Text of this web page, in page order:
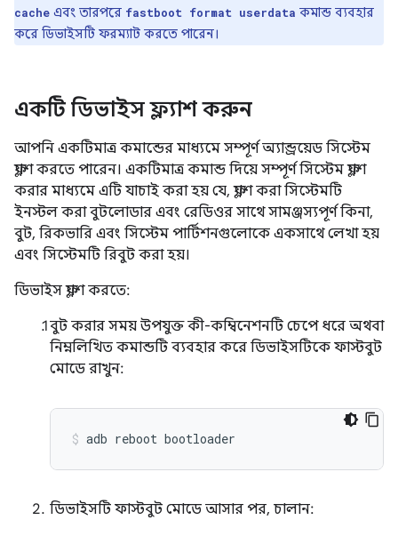
cache এবং তারপরে fastboot format userdata কমান্ড ব্যবহার
করে ডিভাইসটি ফরম্যাট করতে পারেন।
একটি ডিভাইস ফ্ল্যাশ করুন
আপনি একটিমাত্র কমান্ডের মাধ্যমে সম্পূর্ণ অ্যান্ড্রয়েড সিস্টেম
ফ্ল্যাশ করতে পারেন। একটিমাত্র কমান্ড দিয়ে সম্পূর্ণ সিস্টেম ফ্ল্যাশ
করার মাধ্যমে এটি যাচাই করা হয় যে, ফ্ল্যাশ করা সিস্টেমটি
ইনস্টল করা বুটলোডার এবং রেডিওর সাথে সামঞ্জস্যপূর্ণ কিনা,
বুট, রিকভারি এবং সিস্টেম পার্টিশনগুলোকে একসাথে লেখা হয়
এবং সিস্টেমটি রিবুট করা হয়।
ডিভাইস ফ্ল্যাশ করতে:
বুট করার সময় উপযুক্ত কী-কম্বিনেশনটি চেপে ধরে অথবা
নিম্নলিখিত কমান্ডটি ব্যবহার করে ডিভাইসটিকে ফাস্টবুট
মোডে রাখুন:
adb reboot bootloader
ডিভাইসটি ফাস্টবুট মোডে আসার পর, চালান: